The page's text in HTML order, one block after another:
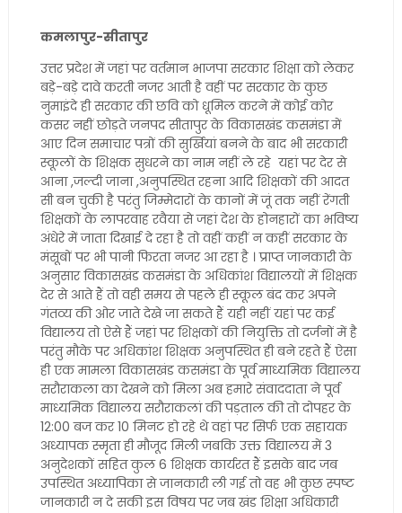
कमलापुर-सीतापुर
उत्तर प्रदेश में जहां पर वर्तमान भाजपा सरकार शिक्षा को लेकर
बड़े-बड़े दावे करती नजर आती है वहीं पर सरकार के कुछ
नुमाइंदे ही सरकार की छवि को धूमिल करने में कोई कोर
कसर नहीं छोड़ते जनपद सीतापुर के विकासखंड कसमंडा में
आए दिन समाचार पत्रों की सुर्खियां बनने के बाद भी सरकारी
स्कूलों के शिक्षक सुधरने का नाम नहीं ले रहे यहां पर देर से
आना ,जल्दी जाना ,अनुपस्थित रहना आदि शिक्षकों की आदत
सी बन चुकी है परंतु जिम्मेदारों के कानों में जूं तक नहीं रेंगती
शिक्षकों के लापरवाह रवैया से जहां देश के होनहारों का भविष्य
अंधेरे में जाता दिखाई दे रहा है तो वहीं कहीं न कहीं सरकार के
मंसूबों पर भी पानी फिरता नजर आ रहा है । प्राप्त जानकारी के
अनुसार विकासखंड कसमंडा के अधिकांश विद्यालयों में शिक्षक
देर से आते हैं तो वही समय से पहले ही स्कूल बंद कर अपने
गंतव्य की ओर जाते देखे जा सकते हैं यही नहीं यहां पर कई
विद्यालय तो ऐसे हैं जहां पर शिक्षकों की नियुक्ति तो दर्जनों में है
परंतु मौके पर अधिकांश शिक्षक अनुपस्थित ही बने रहते हैं ऐसा
ही एक मामला विकासखंड कसमंडा के पूर्व माध्यमिक विद्यालय
सरौराकला का देखने को मिला अब हमारे संवाददाता ने पूर्व
माध्यमिक विद्यालय सरौराकलां की पड़ताल की तो दोपहर के
12:00 बज कर 10 मिनट हो रहे थे वहां पर सिर्फ एक सहायक
अध्यापक स्मृता ही मौजूद मिली जबकि उक्त विद्यालय में 3
अनुदेशकों सहित कुल 6 शिक्षक कार्यरत हैं इसके बाद जब
उपस्थित अध्यापिका से जानकारी ली गई तो वह भी कुछ स्पष्ट
जानकारी न दे सकी इस विषय पर जब खंड शिक्षा अधिकारी